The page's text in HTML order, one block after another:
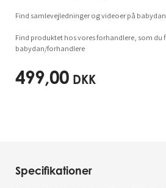
Find samlevejledninger og videoer på
Find produktet hos vores forhandlere, som
babydan/forhandlere
499,00 DKK
Specifikationer